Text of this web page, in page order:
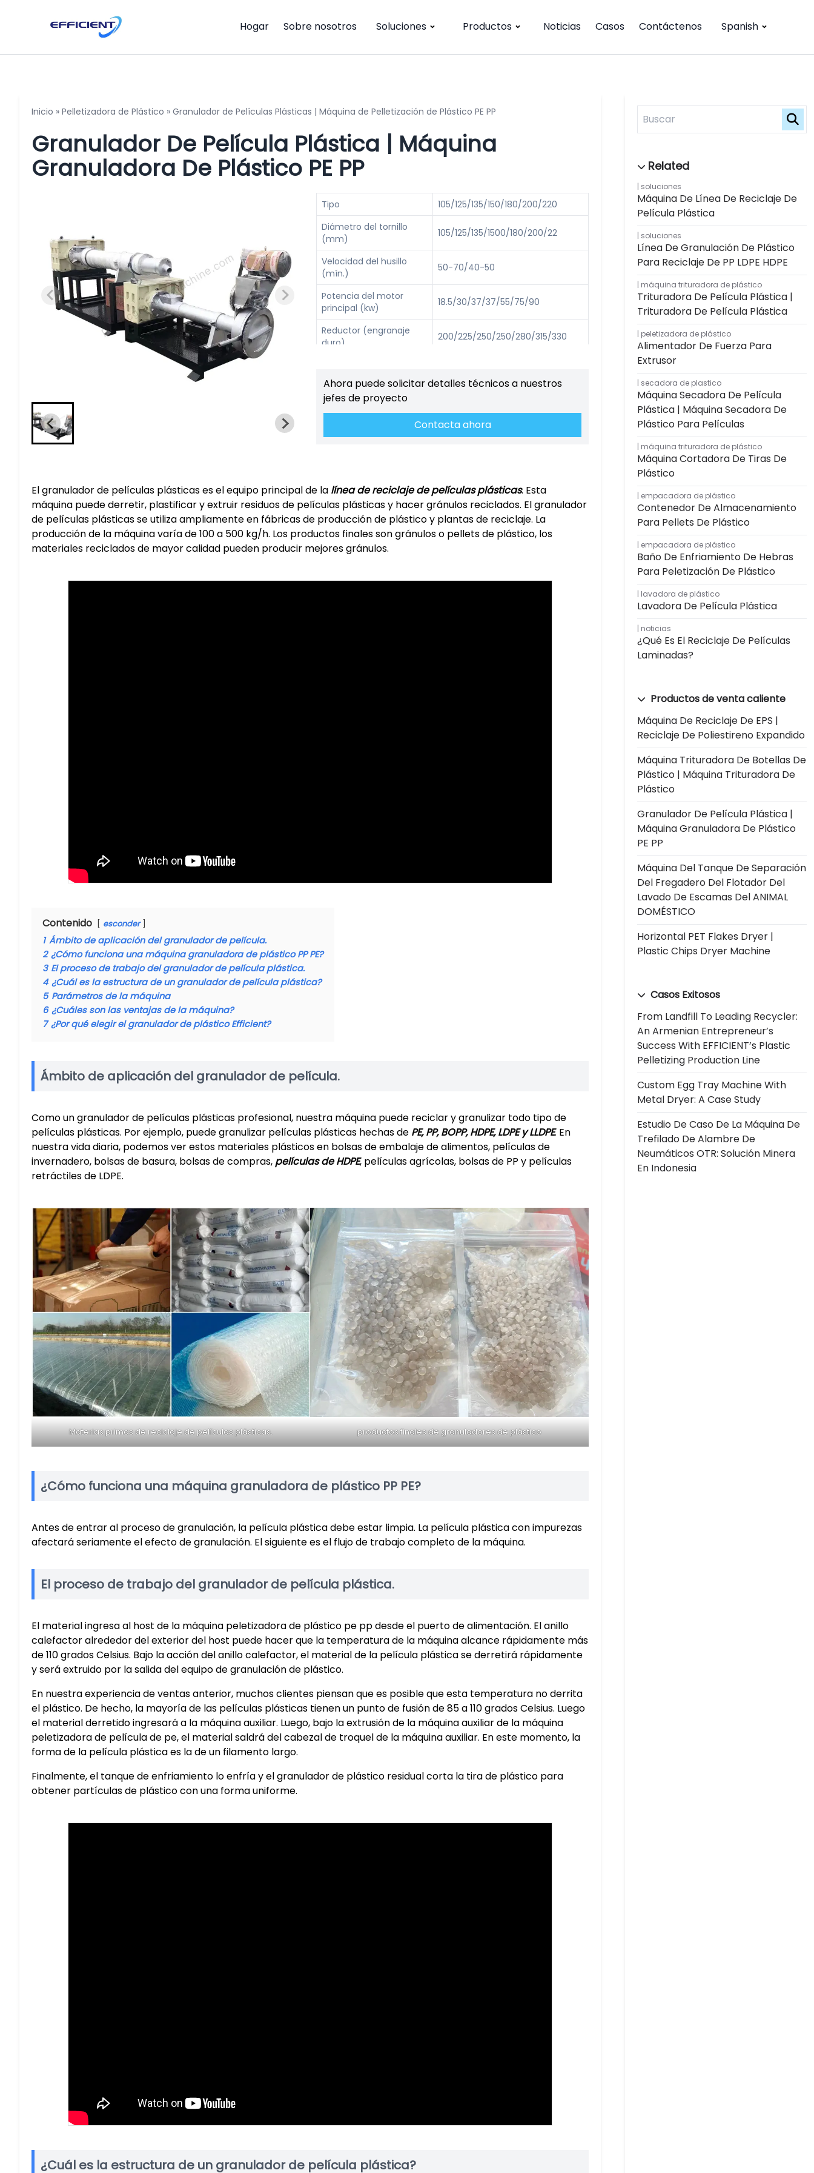
Hogar Sobre nosotros Soluciones Productos Noticias Casos Contáctenos Spanish
Inicio » Pelletizadora de Plástico » Granulador de Películas Plásticas | Máquina de Pelletización de Plástico PE PP
Granulador De Película Plástica | Máquina
Granuladora De Plástico PE PP
Tipo
105/125/135/150/180/200/220
Diámetro del tornillo
(mm)
105/125/135/1500/180/200/22
Velocidad del husillo
(mín.)
50-70/40-50
Potencia del motor
principal (kw)
18.5/30/37/37/55/75/90
Reductor (engranaje
duro)
200/225/250/250/280/315/330
Producción (kg/h)
150/180/200/300/350/380/420
Ahora puede solicitar detalles técnicos a nuestros
jefes de proyecto
Contacta ahora
El granulador de películas plásticas es el equipo principal de la línea de reciclaje de películas plásticas. Esta
máquina puede derretir, plastificar y extruir residuos de películas plásticas y hacer gránulos reciclados. El granulador
de películas plásticas se utiliza ampliamente en fábricas de producción de plástico y plantas de reciclaje. La
producción de la máquina varía de 100 a 500 kg/h. Los productos finales son gránulos o pellets de plástico, los
materiales reciclados de mayor calidad pueden producir mejores gránulos.
Contenido esconder
1 Ámbito de aplicación del granulador de película.
2 ¿Cómo funciona una máquina granuladora de plástico PP PE?
3 El proceso de trabajo del granulador de película plástica.
4 ¿Cuál es la estructura de un granulador de película plástica?
5 Parámetros de la máquina
6 ¿Cuáles son las ventajas de la máquina?
7 ¿Por qué elegir el granulador de plástico Efficient?
Ámbito de aplicación del granulador de película.
Como un granulador de películas plásticas profesional, nuestra máquina puede reciclar y granulizar todo tipo de
películas plásticas. Por ejemplo, puede granulizar películas plásticas hechas de PE, PP, BOPP, HDPE, LDPE y LLDPE. En
nuestra vida diaria, podemos ver estos materiales plásticos en bolsas de embalaje de alimentos, películas de
invernadero, bolsas de basura, bolsas de compras, películas de HDPE, películas agrícolas, bolsas de PP y películas
retráctiles de LDPE.
Materias primas de reciclaje de películas plásticas. productos finales de granuladores de plástico
¿Cómo funciona una máquina granuladora de plástico PP PE?
Antes de entrar al proceso de granulación, la película plástica debe estar limpia. La película plástica con impurezas
afectará seriamente el efecto de granulación. El siguiente es el flujo de trabajo completo de la máquina.
El proceso de trabajo del granulador de película plástica.
El material ingresa al host de la máquina peletizadora de plástico pe pp desde el puerto de alimentación. El anillo
calefactor alrededor del exterior del host puede hacer que la temperatura de la máquina alcance rápidamente más
de 110 grados Celsius. Bajo la acción del anillo calefactor, el material de la película plástica se derretirá rápidamente
y será extruido por la salida del equipo de granulación de plástico.
En nuestra experiencia de ventas anterior, muchos clientes piensan que es posible que esta temperatura no derrita
el plástico. De hecho, la mayoría de las películas plásticas tienen un punto de fusión de 85 a 110 grados Celsius. Luego
el material derretido ingresará a la máquina auxiliar. Luego, bajo la extrusión de la máquina auxiliar de la máquina
peletizadora de película de pe, el material saldrá del cabezal de troquel de la máquina auxiliar. En este momento, la
forma de la película plástica es la de un filamento largo.
Finalmente, el tanque de enfriamiento lo enfría y el granulador de plástico residual corta la tira de plástico para
obtener partículas de plástico con una forma uniforme.
¿Cuál es la estructura de un granulador de película plástica?
soluciones
Máquina De Línea De Reciclaje De
Película Plástica
soluciones
Línea De Granulación De Plástico
Para Reciclaje De PP LDPE HDPE
máquina trituradora de plástico
Trituradora De Película Plástica |
Trituradora De Película Plástica
peletizadora de plástico
Alimentador De Fuerza Para
Extrusor
secadora de plastico
Máquina Secadora De Película
Plástica | Máquina Secadora De
Plástico Para Películas
máquina trituradora de plástico
Máquina Cortadora De Tiras De
Plástico
empacadora de plástico
Contenedor De Almacenamiento
Para Pellets De Plástico
empacadora de plástico
Baño De Enfriamiento De Hebras
Para Peletización De Plástico
lavadora de plástico
Lavadora De Película Plástica
noticias
¿Qué Es El Reciclaje De Películas
Laminadas?
Productos de venta caliente
Máquina De Reciclaje De EPS |
Reciclaje De Poliestireno Expandido
Máquina Trituradora De Botellas De
Plástico | Máquina Trituradora De
Plástico
Granulador De Película Plástica |
Máquina Granuladora De Plástico
PE PP
Máquina Del Tanque De Separación
Del Fregadero Del Flotador Del
Lavado De Escamas Del ANIMAL
DOMÉSTICO
Horizontal PET Flakes Dryer |
Plastic Chips Dryer Machine
Casos Exitosos
From Landfill To Leading Recycler:
An Armenian Entrepreneur’s
Success With EFFICIENT’s Plastic
Pelletizing Production Line
Custom Egg Tray Machine With
Metal Dryer: A Case Study
Estudio De Caso De La Máquina De
Trefilado De Alambre De
Neumáticos OTR: Solución Minera
En Indonesia